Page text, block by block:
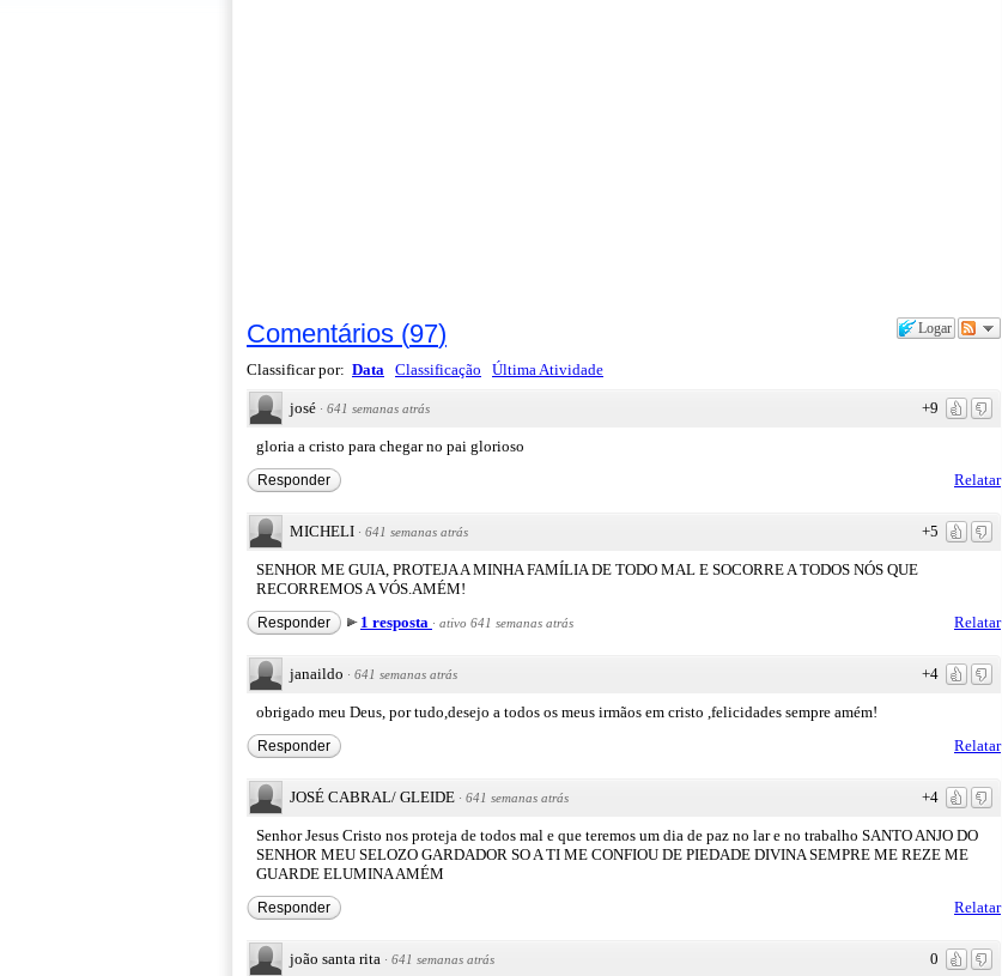
Logar
Comentários (97)
Classificar por: Data Classificação Última Atividade
+9
josé · 641 semanas atrás
gloria a cristo para chegar no pai glorioso
Relatar
Responder
+5
MICHELI · 641 semanas atrás
SENHOR ME GUIA, PROTEJA A MINHA FAMÍLIA DE TODO MAL E SOCORRE A TODOS NÓS QUE
RECORREMOS A VÓS.AMÉM!
Relatar
Responder 1 resposta · ativo 641 semanas atrás
+4
janaildo · 641 semanas atrás
obrigado meu Deus, por tudo,desejo a todos os meus irmãos em cristo ,felicidades sempre amém!
Relatar
Responder
+4
JOSÉ CABRAL/ GLEIDE · 641 semanas atrás
Senhor Jesus Cristo nos proteja de todos mal e que teremos um dia de paz no lar e no trabalho SANTO ANJO DO
SENHOR MEU SELOZO GARDADOR SO A TI ME CONFIOU DE PIEDADE DIVINA SEMPRE ME REZE ME
GUARDE ELUMINA AMÉM
Relatar
Responder
0
joão santa rita · 641 semanas atrás